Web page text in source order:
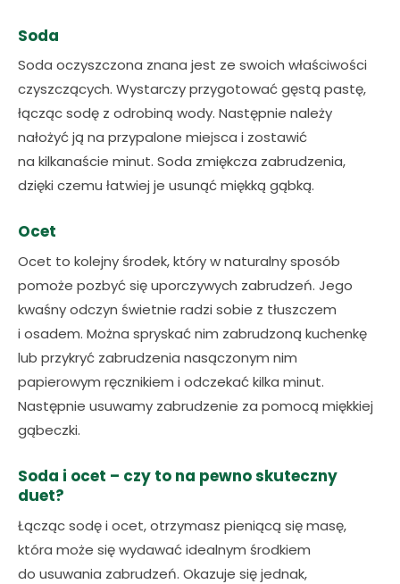
Soda
Soda oczyszczona znana jest ze swoich właściwości
czyszczących. Wystarczy przygotować gęstą pastę,
łącząc sodę z odrobiną wody. Następnie należy
nałożyć ją na przypalone miejsca i zostawić
na kilkanaście minut. Soda zmiękcza zabrudzenia,
dzięki czemu łatwiej je usunąć miękką gąbką.
Ocet
Ocet to kolejny środek, który w naturalny sposób
pomoże pozbyć się uporczywych zabrudzeń. Jego
kwaśny odczyn świetnie radzi sobie z tłuszczem
i osadem. Można spryskać nim zabrudzoną kuchenkę
lub przykryć zabrudzenia nasączonym nim
papierowym ręcznikiem i odczekać kilka minut.
Następnie usuwamy zabrudzenie za pomocą miękkiej
gąbeczki.
Soda i ocet – czy to na pewno skuteczny
duet?
Łącząc sodę i ocet, otrzymasz pieniącą się masę,
która może się wydawać idealnym środkiem
do usuwania zabrudzeń. Okazuje się jednak,